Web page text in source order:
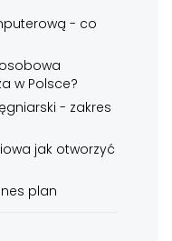
- co
w Polsce?
- zakres
jak otworzyć
plan